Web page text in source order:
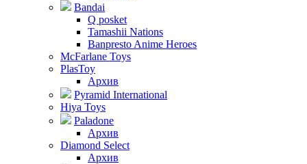
Bandai
Q posket
Tamashii Nations
Banpresto Anime Heroes
McFarlane Toys
PlasToy
Архив
Pyramid International
Hiya Toys
Paladone
Архив
Diamond Select
Архив